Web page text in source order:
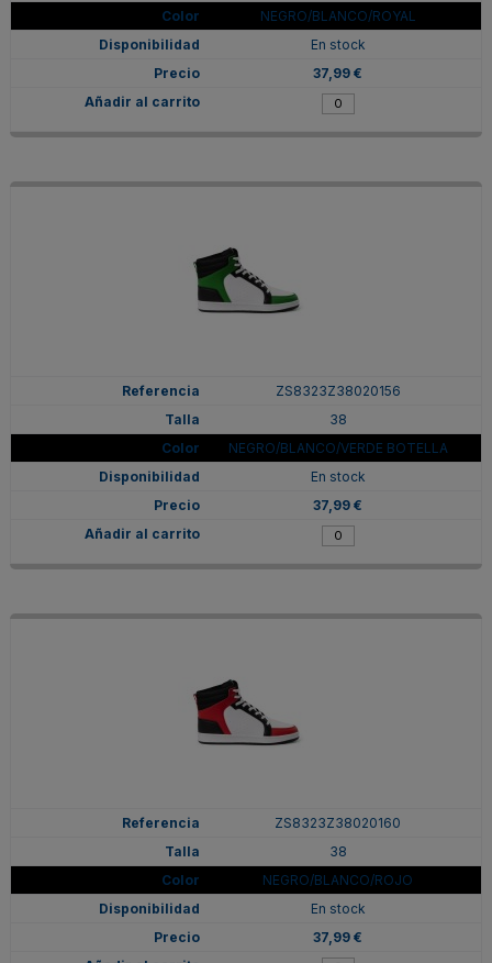
NEGRO/BLANCO/ROYAL
En stock
37,99 €
ZS8323Z38020156
38
NEGRO/BLANCO/VERDE BOTELLA
En stock
37,99 €
ZS8323Z38020160
38
NEGRO/BLANCO/ROJO
En stock
37,99 €